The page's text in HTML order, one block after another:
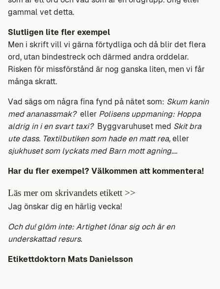
gammal vet detta.
Slutligen lite fler exempel
Men i skrift vill vi gärna förtydliga och då blir det flera
ord, utan bindestreck och därmed andra orddelar.
Risken för missförstånd är nog ganska liten, men vi får
många skratt.
Vad sägs om några fina fynd på nätet som: Skum kanin
med ananassmak? eller Polisens uppmaning: Hoppa
aldrig in i en svart taxi? Byggvaruhuset med Skit bra
ute dass. Textilbutiken som hade en matt rea, eller
sjukhuset som lyckats med Barn mott agning….
Har du fler exempel? Välkommen att kommentera!
Läs mer om skrivandets etikett >>
Jag önskar dig en härlig vecka!
Och du! glöm inte: Artighet lönar sig och är en
underskattad resurs.
Etikettdoktorn Mats Danielsson